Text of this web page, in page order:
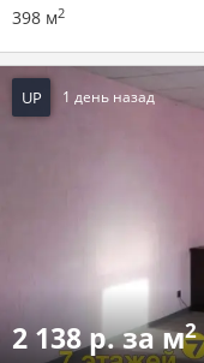
398 м2
UP 1 день назад
2 138 р. за м2